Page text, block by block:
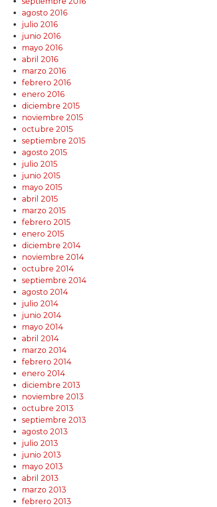
agosto 2016
julio 2016
junio 2016
mayo 2016
abril 2016
marzo 2016
febrero 2016
enero 2016
diciembre 2015
noviembre 2015
octubre 2015
septiembre 2015
agosto 2015
julio 2015
junio 2015
mayo 2015
abril 2015
marzo 2015
febrero 2015
enero 2015
diciembre 2014
noviembre 2014
octubre 2014
septiembre 2014
agosto 2014
julio 2014
junio 2014
mayo 2014
abril 2014
marzo 2014
febrero 2014
enero 2014
diciembre 2013
noviembre 2013
octubre 2013
septiembre 2013
agosto 2013
julio 2013
junio 2013
mayo 2013
abril 2013
marzo 2013
febrero 2013